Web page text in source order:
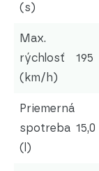
(s)
Max.
rýchlosť
(km/h)
195
Priemerná
spotreba
(l)
15,0